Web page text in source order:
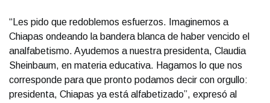
“Les pido que redoblemos esfuerzos. Imaginemos a
Chiapas ondeando la bandera blanca de haber vencido el
analfabetismo. Ayudemos a nuestra presidenta, Claudia
Sheinbaum, en materia educativa. Hagamos lo que nos
corresponde para que pronto podamos decir con orgullo:
presidenta, Chiapas ya está alfabetizado”, expresó al